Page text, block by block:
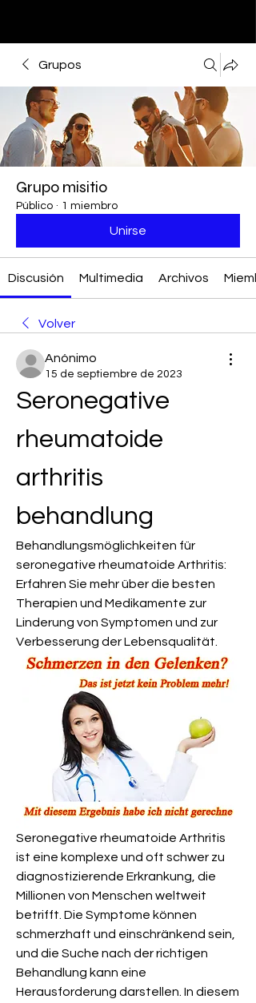
Grupos
Grupo misitio
Público · 1 miembro
Unirse
Discusión Multimedia Archivos
Volver
Anónimo
15 de septiembre de 2023
Seronegative
rheumatoide
arthritis
behandlung
Behandlungsmöglichkeiten für
seronegative rheumatoide Arthritis:
Erfahren Sie mehr über die besten
Therapien und Medikamente zur
Linderung von Symptomen und zur
Verbesserung der Lebensqualität.
Seronegative rheumatoide Arthritis
ist eine komplexe und oft schwer zu
diagnostizierende Erkrankung, die
Millionen von Menschen weltweit
betrifft. Die Symptome können
schmerzhaft und einschränkend sein,
und die Suche nach der richtigen
Behandlung kann eine
Herausforderung darstellen. In diesem